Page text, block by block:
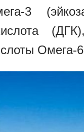
3
Омега-